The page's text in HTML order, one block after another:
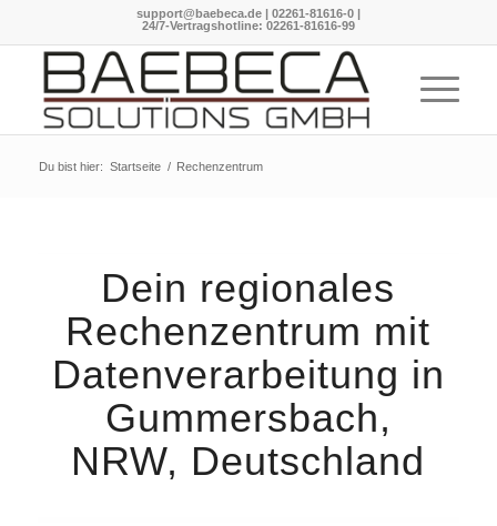
support@baebeca.de| 02261-81616-0|
24/7-Vertragshotline: 02261-81616-99
Du bist hier: Startseite / Rechenzentrum
Dein regionales
Rechenzentrum mit
Datenverarbeitung in
Gummersbach,
NRW, Deutschland